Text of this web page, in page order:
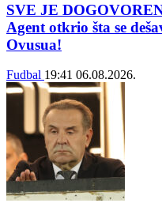
SVE JE
Agent otkrio šta se
Ovusua!
Fudbal 19:41 06.08.2026.